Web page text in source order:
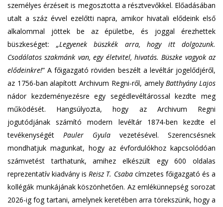
személyes érzéseit is megosztotta a résztvevőkkel. Előadásában
utalt a száz évvel ezelőtti napra, amikor hivatali elődeink első
alkalommal jöttek be az épületbe, és joggal érezhettek
büszkeséget: „Legyenek büszkék arra, hogy itt dolgozunk.
Csodálatos szakmánk van, egy életvitel, hivatás. Büszke vagyok az
elődeinkre!” A főigazgató röviden beszélt a levéltár jogelődjéről,
az 1756-ban alapított Archivum Regni-ről, amelyBatthyány Lajos
nádor kezdeményezésre egy segédlevéltárossal kezdte meg
működését. Hangsúlyozta, hogy az Archivum Regni
jogutódjának számító modern levéltár 1874-ben kezdte el
tevékenységét Pauler Gyula vezetésével. Szerencsésnek
mondhatjuk magunkat, hogy az évfordulókhoz kapcsolódóan
számvetést tarthatunk, amihez elkészült egy 600 oldalas
reprezentatív kiadvány isReisz T. Csabacímzetes főigazgató és a
kollégák munkájának köszönhetően. Az emlékünnepség sorozat
2026-ig fog tartani, amelynek keretében arra törekszünk, hogy a